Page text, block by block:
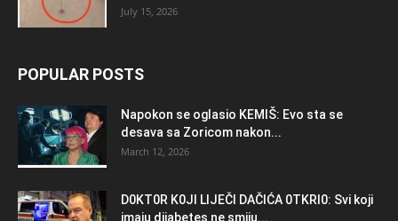
July 15, 2026
POPULAR POSTS
Napokon se oglasio KEMlŠ: Evo sta se
desava sa Zoricom nakon...
March 12, 2026
D0KT0R K0Jl LlJEČl DAČlĆA 0TKRl0: Svi koji
imaju dijabetes ne smiju...